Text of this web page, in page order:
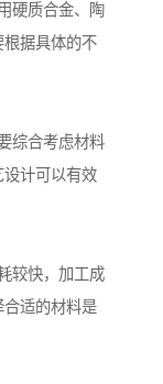
硬质合金、陶
据具体的不
综合考虑材料
计可以有效
较快，加工成
适的材料是